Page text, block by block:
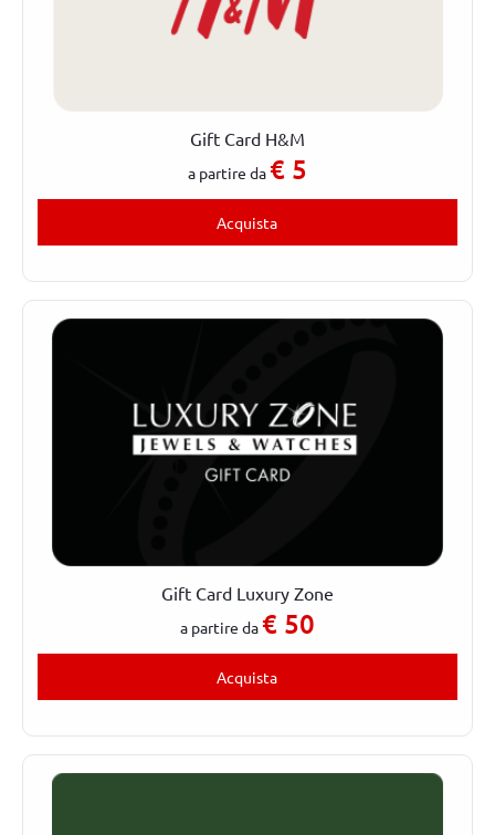
Gift Card H&M
a partire da€ 5
Acquista
Gift Card Luxury Zone
a partire da€ 50
Acquista